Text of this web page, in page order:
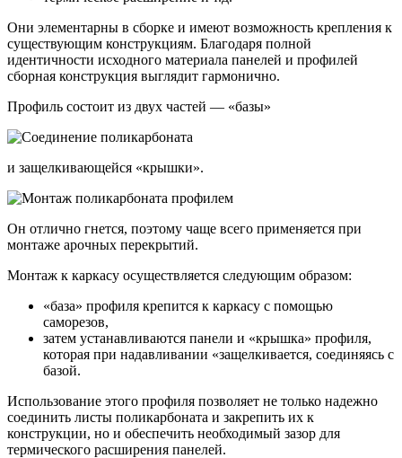
Они элементарны в сборке и имеют возможность крепления к
существующим конструкциям. Благодаря полной
идентичности исходного материала панелей и профилей
сборная конструкция выглядит гармонично.
Профиль состоит из двух частей — «базы»
и защелкивающейся «крышки».
Он отлично гнется, поэтому чаще всего применяется при
монтаже арочных перекрытий.
Монтаж к каркасу осуществляется следующим образом:
«база» профиля крепится к каркасу с помощью
саморезов,
затем устанавливаются панели и «крышка» профиля,
которая при надавливании «защелкивается, соединяясь с
базой.
Использование этого профиля позволяет не только надежно
соединить листы поликарбоната и закрепить их к
конструкции, но и обеспечить необходимый зазор для
термического расширения панелей.